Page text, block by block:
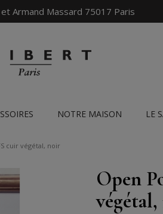
Armand Massard 75017 Paris
NOTRE MAISON LE
cuir végétal, noir
Open